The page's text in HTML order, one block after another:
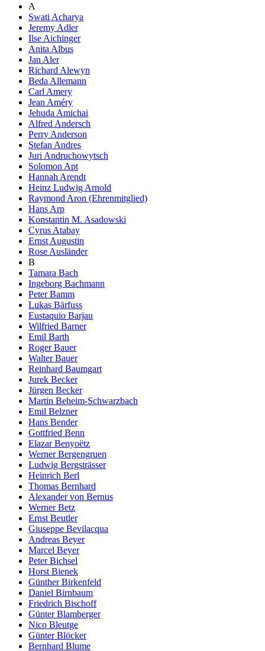
A
Swati Acharya
Jeremy Adler
Ilse Aichinger
Anita Albus
Jan Aler
Richard Alewyn
Beda Allemann
Carl Amery
Jean Améry
Jehuda Amichai
Alfred Andersch
Perry Anderson
Stefan Andres
Juri Andruchowytsch
Solomon Apt
Hannah Arendt
Heinz Ludwig Arnold
Raymond Aron (Ehrenmitglied)
Hans Arp
Konstantin M. Asadowski
Cyrus Atabay
Ernst Augustin
Rose Ausländer
B
Tamara Bach
Ingeborg Bachmann
Peter Bamm
Lukas Bärfuss
Eustaquio Barjau
Wilfried Barner
Emil Barth
Roger Bauer
Walter Bauer
Reinhard Baumgart
Jurek Becker
Jürgen Becker
Martin Beheim-Schwarzbach
Emil Belzner
Hans Bender
Gottfried Benn
Elazar Benyoëtz
Werner Bergengruen
Ludwig Bergsträsser
Heinrich Berl
Thomas Bernhard
Alexander von Bernus
Werner Betz
Ernst Beutler
Giuseppe Bevilacqua
Andreas Beyer
Marcel Beyer
Peter Bichsel
Horst Bienek
Günther Birkenfeld
Daniel Birnbaum
Friedrich Bischoff
Günter Blamberger
Nico Bleutge
Günter Blöcker
Bernhard Blume